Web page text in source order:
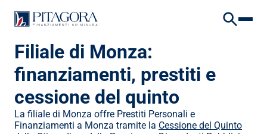
VAI AL CONTENUTO
VAI AL FOOTER
Filiale di Monza:
finanziamenti, prestiti e
cessione del quinto
La filiale di Monza offre Prestiti Personali e
Finanziamenti a Monza tramite la Cessione del Quinto